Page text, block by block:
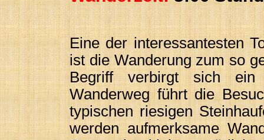
Eine der interessantesten
ist die Wanderung zum so
Begriff verbirgt sich ein
Wanderweg führt die
typischen riesigen
werden aufmerksame